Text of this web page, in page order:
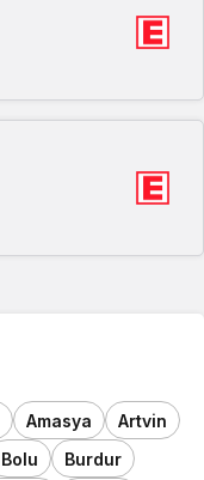
Amasya
Artvin
Bolu
Burdur